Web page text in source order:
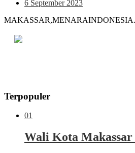
6 September 2023
Terpopuler
01
Wali Kota